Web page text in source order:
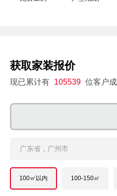
获取家装报价
现已累计有 105539 位客户
广东省，广州市
100㎡以内 100-150㎡